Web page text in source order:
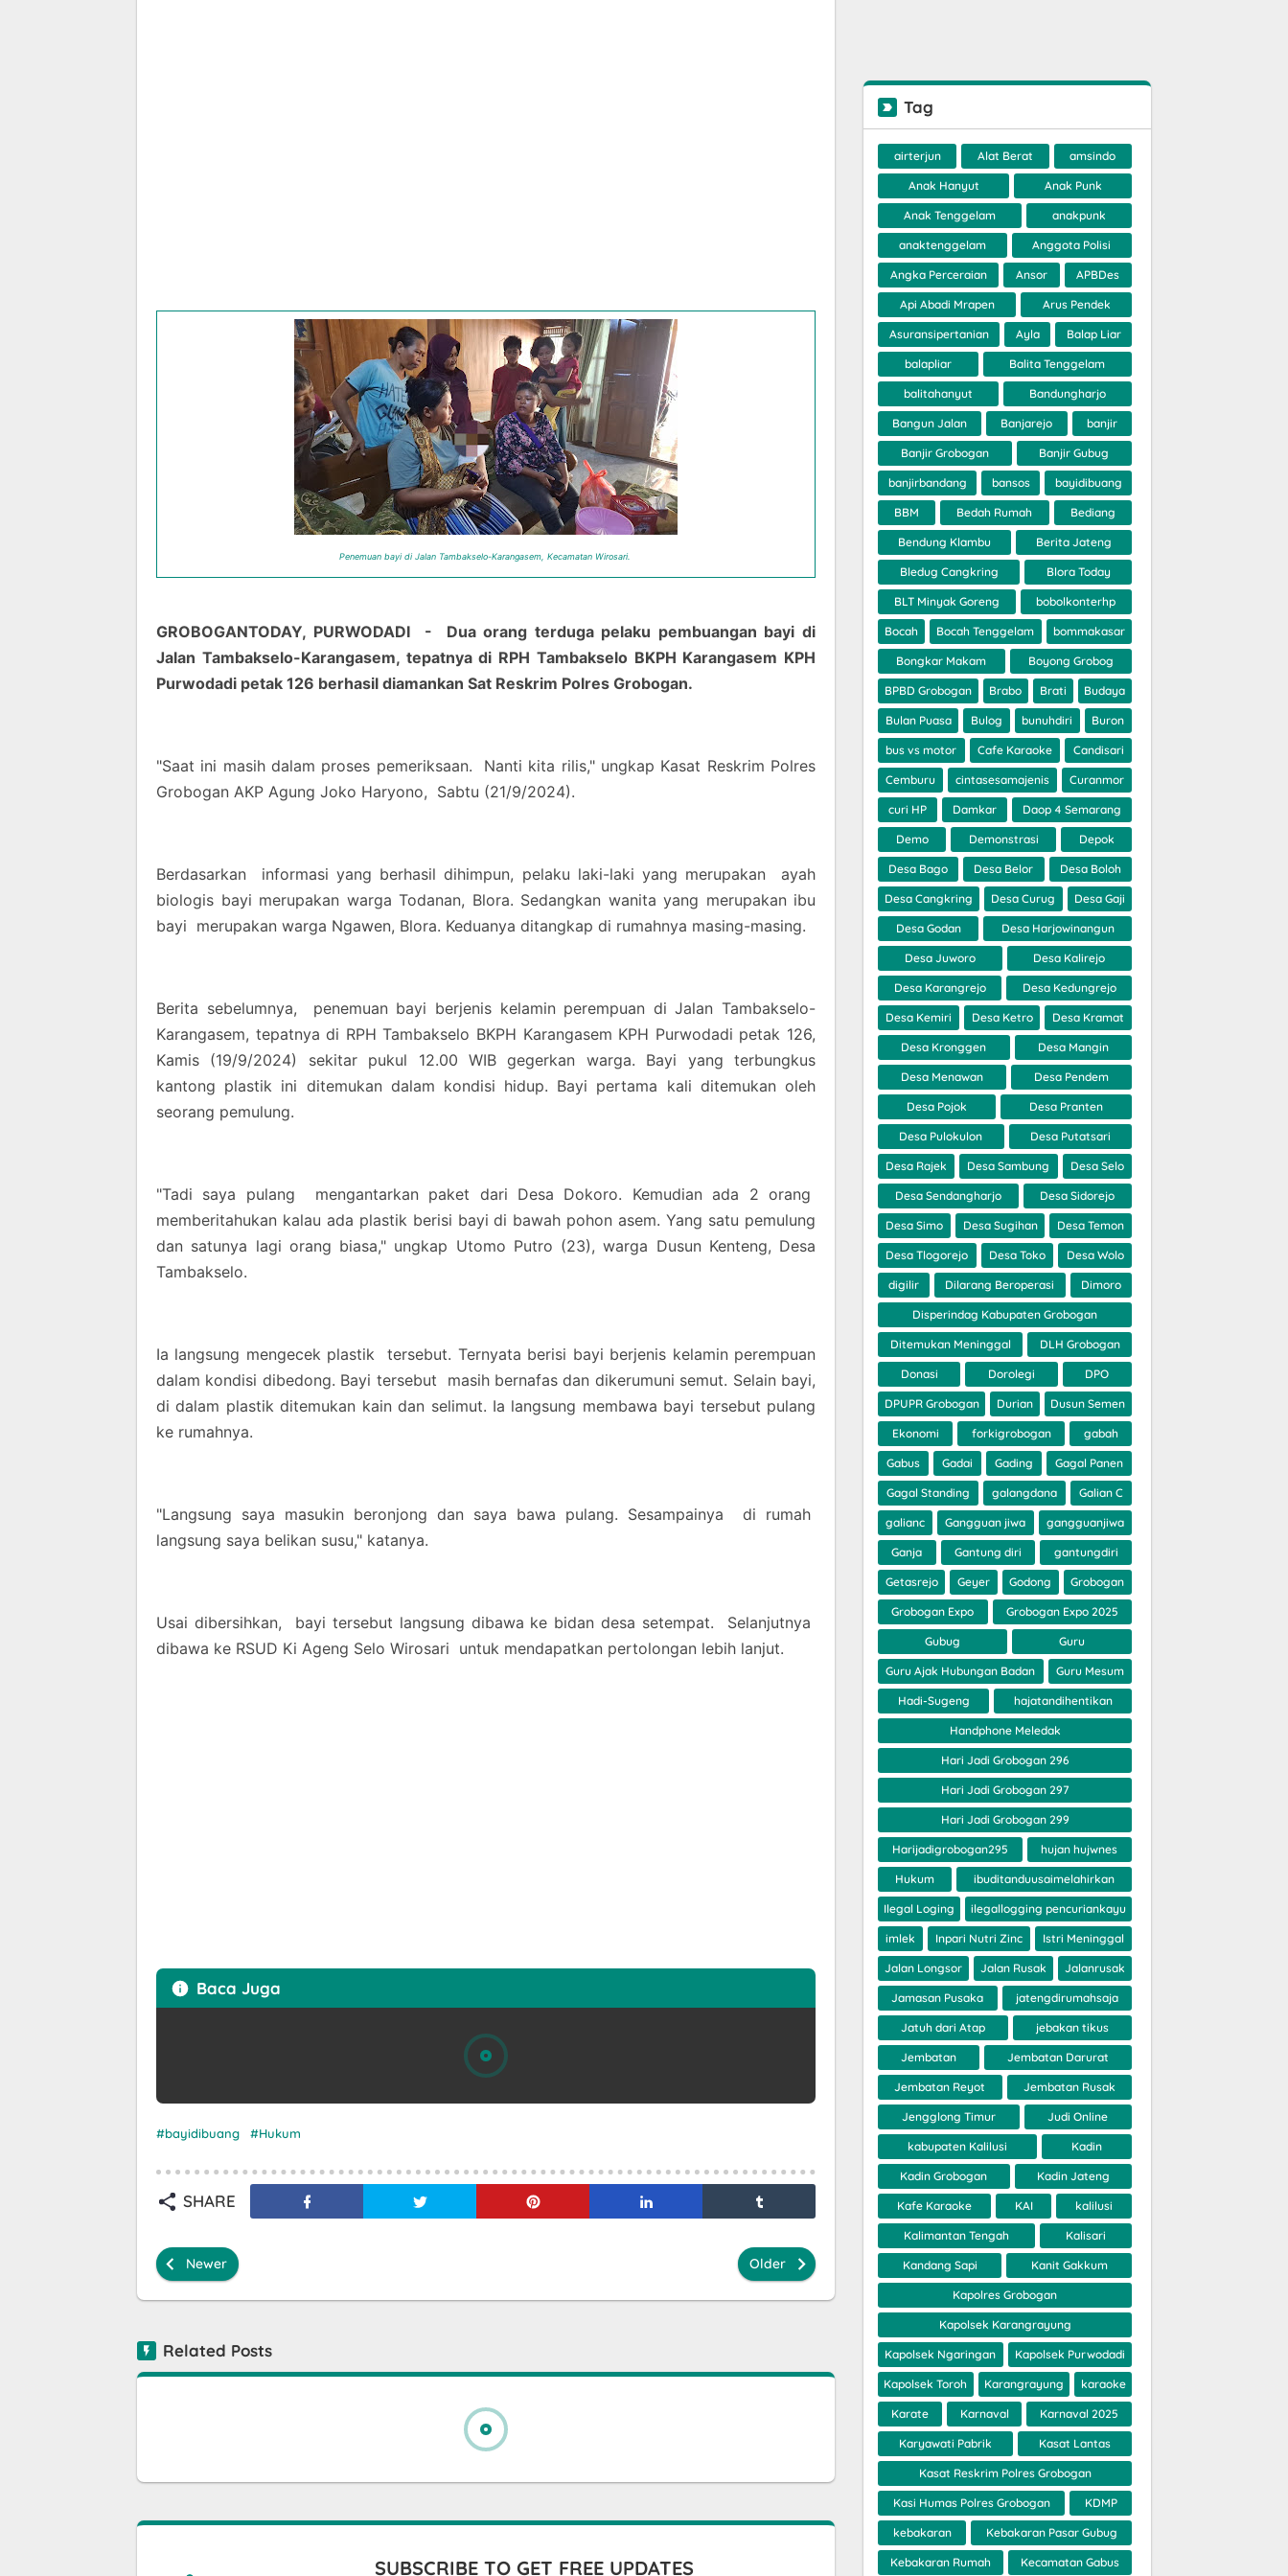
Penemuan bayi di Jalan Tambakselo-Karangasem, Kecamatan Wirosari.
GROBOGANTODAY, PURWODADI - Dua orang terduga pelaku pembuangan bayi di
Jalan Tambakselo-Karangasem, tepatnya di RPH Tambakselo BKPH Karangasem KPH
Purwodadi petak 126 berhasil diamankan Sat Reskrim Polres Grobogan.
"Saat ini masih dalam proses pemeriksaan. Nanti kita rilis," ungkap Kasat Reskrim Polres
Grobogan AKP Agung Joko Haryono, Sabtu (21/9/2024).
Berdasarkan informasi yang berhasil dihimpun, pelaku laki-laki yang merupakan ayah
biologis bayi merupakan warga Todanan, Blora. Sedangkan wanita yang merupakan ibu
bayi merupakan warga Ngawen, Blora. Keduanya ditangkap di rumahnya masing-masing.
Berita sebelumnya, penemuan bayi berjenis kelamin perempuan di Jalan Tambakselo-
Karangasem, tepatnya di RPH Tambakselo BKPH Karangasem KPH Purwodadi petak 126,
Kamis (19/9/2024) sekitar pukul 12.00 WIB gegerkan warga. Bayi yang terbungkus
kantong plastik ini ditemukan dalam kondisi hidup. Bayi pertama kali ditemukan oleh
seorang pemulung.
"Tadi saya pulang mengantarkan paket dari Desa Dokoro. Kemudian ada 2 orang
memberitahukan kalau ada plastik berisi bayi di bawah pohon asem. Yang satu pemulung
dan satunya lagi orang biasa," ungkap Utomo Putro (23), warga Dusun Kenteng, Desa
Tambakselo.
Ia langsung mengecek plastik tersebut. Ternyata berisi bayi berjenis kelamin perempuan
dalam kondisi dibedong. Bayi tersebut masih bernafas dan dikerumuni semut. Selain bayi,
di dalam plastik ditemukan kain dan selimut. Ia langsung membawa bayi tersebut pulang
ke rumahnya.
"Langsung saya masukin beronjong dan saya bawa pulang. Sesampainya di rumah
langsung saya belikan susu," katanya.
Usai dibersihkan, bayi tersebut langsung dibawa ke bidan desa setempat. Selanjutnya
dibawa ke RSUD Ki Ageng Selo Wirosari untuk mendapatkan pertolongan lebih lanjut.
Baca Juga
bayidibuang Hukum
SHARE
Newer Older
Related Posts
SUBSCRIBE TO GET FREE UPDATES
Tag
airterjun Alat Berat amsindo
Anak Hanyut Anak Punk
Anak Tenggelam anakpunk
anaktenggelam Anggota Polisi
Angka Perceraian Ansor APBDes
Api Abadi Mrapen Arus Pendek
Asuransipertanian Ayla Balap Liar
balapliar Balita Tenggelam
balitahanyut Bandungharjo
Bangun Jalan Banjarejo banjir
Banjir Grobogan Banjir Gubug
banjirbandang bansos bayidibuang
BBM Bedah Rumah Bediang
Bendung Klambu Berita Jateng
Bledug Cangkring Blora Today
BLT Minyak Goreng bobolkonterhp
Bocah Bocah Tenggelam bommakasar
Bongkar Makam Boyong Grobog
BPBD Grobogan Brabo Brati Budaya
Bulan Puasa Bulog bunuhdiri Buron
bus vs motor Cafe Karaoke Candisari
Cemburu cintasesamajenis Curanmor
curi HP Damkar Daop 4 Semarang
Demo Demonstrasi Depok
Desa Bago Desa Belor Desa Boloh
Desa Cangkring Desa Curug Desa Gaji
Desa Godan Desa Harjowinangun
Desa Juworo Desa Kalirejo
Desa Karangrejo Desa Kedungrejo
Desa Kemiri Desa Ketro Desa Kramat
Desa Kronggen Desa Mangin
Desa Menawan Desa Pendem
Desa Pojok Desa Pranten
Desa Pulokulon Desa Putatsari
Desa Rajek Desa Sambung Desa Selo
Desa Sendangharjo Desa Sidorejo
Desa Simo Desa Sugihan Desa Temon
Desa Tlogorejo Desa Toko Desa Wolo
digilir Dilarang Beroperasi Dimoro
Disperindag Kabupaten Grobogan
Ditemukan Meninggal DLH Grobogan
Donasi Dorolegi DPO
DPUPR Grobogan Durian Dusun Semen
Ekonomi forkigrobogan gabah
Gabus Gadai Gading Gagal Panen
Gagal Standing galangdana Galian C
galianc Gangguan jiwa gangguanjiwa
Ganja Gantung diri gantungdiri
Getasrejo Geyer Godong Grobogan
Grobogan Expo Grobogan Expo 2025
Gubug Guru
Guru Ajak Hubungan Badan Guru Mesum
Hadi-Sugeng hajatandihentikan
Handphone Meledak
Hari Jadi Grobogan 296
Hari Jadi Grobogan 297
Hari Jadi Grobogan 299
Harijadigrobogan295 hujan hujwnes
Hukum ibuditanduusaimelahirkan
Ilegal Loging ilegallogging pencuriankayu
imlek Inpari Nutri Zinc Istri Meninggal
Jalan Longsor Jalan Rusak Jalanrusak
Jamasan Pusaka jatengdirumahsaja
Jatuh dari Atap jebakan tikus
Jembatan Jembatan Darurat
Jembatan Reyot Jembatan Rusak
Jengglong Timur Judi Online
kabupaten Kalilusi Kadin
Kadin Grobogan Kadin Jateng
Kafe Karaoke KAI kalilusi
Kalimantan Tengah Kalisari
Kandang Sapi Kanit Gakkum
Kapolres Grobogan
Kapolsek Karangrayung
Kapolsek Ngaringan Kapolsek Purwodadi
Kapolsek Toroh Karangrayung karaoke
Karate Karnaval Karnaval 2025
Karyawati Pabrik Kasat Lantas
Kasat Reskrim Polres Grobogan
Kasi Humas Polres Grobogan KDMP
kebakaran Kebakaran Pasar Gubug
Kebakaran Rumah Kecamatan Gabus